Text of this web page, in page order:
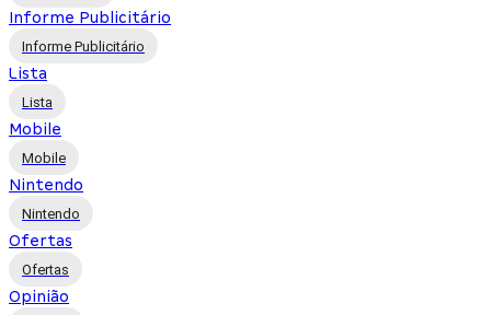
Informe Publicitário
Informe Publicitário
Lista
Lista
Mobile
Mobile
Nintendo
Nintendo
Ofertas
Ofertas
Opinião